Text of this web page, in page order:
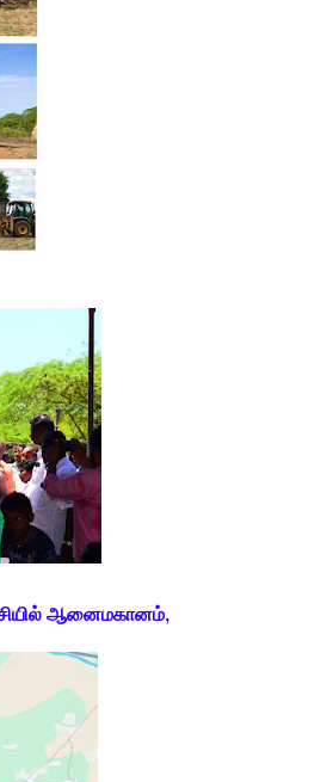
ஆனைமகானம்,